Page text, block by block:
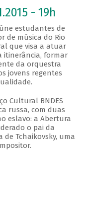
- 19h
estudantes de
de música do Rio
que visa a atuar
itinerância, formar
da orquestra
jovens regentes
Cultural BNDES
russa, com duas
eslavo: a Abertura
o pai da
de Tchaikovsky, uma